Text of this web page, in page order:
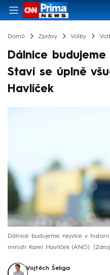
Domů Zprávy Volby
Dálnice
Staví se úplně
Havlíček
Dálnice budujeme nejvíce v
ministr Karel Havlíček (ANO).
Vojtěch Šeliga